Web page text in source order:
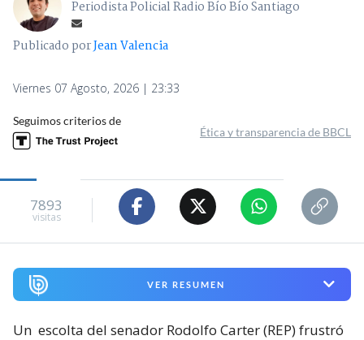
Periodista Policial Radio Bío Bío Santiago
Publicado porJean Valencia
Viernes 07 Agosto, 2026 | 23:33
Seguimos criterios de
Ética y transparencia de BBCL
7893
visitas
VER RESUMEN
Un escolta del senador Rodolfo Carter (REP) frustró